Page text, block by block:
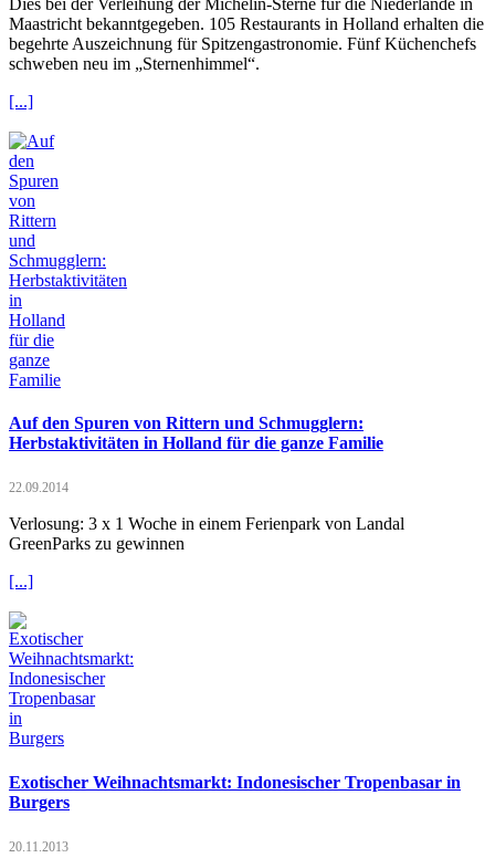
Dies bei der Verleihung der Michelin-Sterne für die Niederlande in
Maastricht bekanntgegeben. 105 Restaurants in Holland erhalten die
begehrte Auszeichnung für Spitzengastronomie. Fünf Küchenchefs
schweben neu im „Sternenhimmel“.
[...]
Auf den Spuren von Rittern und Schmugglern:
Herbstaktivitäten in Holland für die ganze Familie
22.09.2014
Verlosung: 3 x 1 Woche in einem Ferienpark von Landal
GreenParks zu gewinnen
[...]
Exotischer Weihnachtsmarkt: Indonesischer Tropenbasar in
Burgers
20.11.2013